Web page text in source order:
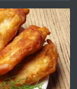
преди 11 месеца
всички!